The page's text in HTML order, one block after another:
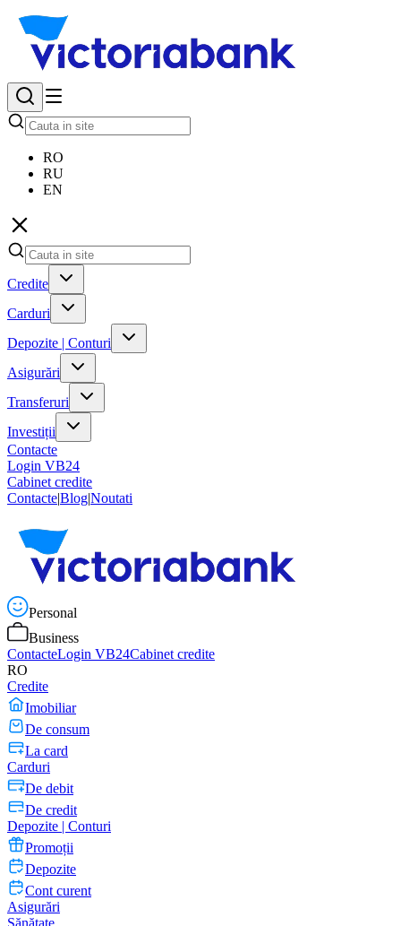
RO
RU
EN
Credite
Carduri
Depozite | Conturi
Asigurări
Transferuri
Investiții
Contacte
Login VB24
Cabinet credite
Contacte|Blog|Noutati
Personal
Business
ContacteLogin VB24Cabinet credite
RO
Credite
Imobiliar
De consum
La card
Carduri
De debit
De credit
Depozite | Conturi
Promoții
Depozite
Cont curent
Asigurări
Sănătate